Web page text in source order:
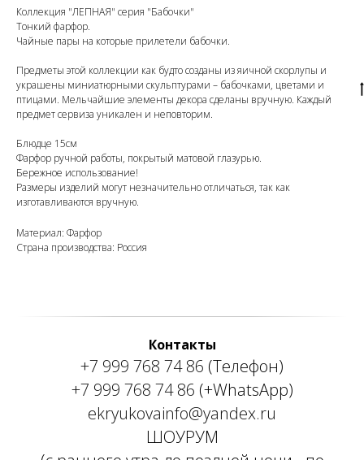
Коллекция "ЛЕПНАЯ" серия "Бабочки"
Тонкий фарфор.
Чайные пары на которые прилетели бабочки.
Предметы этой коллекции как будто созданы из яичной скорлупы и
украшены миниатюрными скульптурами – бабочками, цветами и
птицами. Мельчайшие элементы декора сделаны вручную. Каждый
предмет сервиза уникален и неповторим.
Блюдце 15см
Фарфор ручной работы, покрытый матовой глазурью.
Бережное использование!
Размеры изделий могут незначительно отличаться, так как
изготавливаются вручную.
Материал: Фарфор
Страна производства: Россия
Контакты
+7 999 768 74 86 (Телефон)
+7 999 768 74 86 (+WhatsApp)
ekryukovainfo@yandex.ru
ШОУРУМ